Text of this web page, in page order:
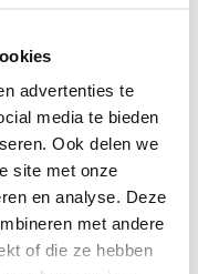
advertenties te
media te bieden
Ook delen we
site met onze
en analyse. Deze
met andere
of die ze hebben
– de
markt werd
voor de
verven.
ook
verven met
kenmerk